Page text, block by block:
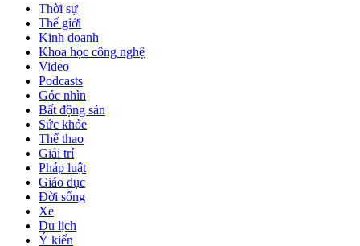
Thời sự
Thế giới
Kinh doanh
Khoa học công nghệ
Video
Podcasts
Góc nhìn
Bất động sản
Sức khỏe
Thể thao
Giải trí
Pháp luật
Giáo dục
Đời sống
Xe
Du lịch
Ý kiến